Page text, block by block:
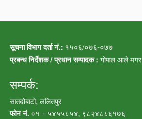
सूचना विभाग दर्ता नं.: १५०६/०७६-०७७
प्रबन्ध निर्देशक / प्रधान सम्पादक :गोपाल आले मगर
सम्पर्क:
सातदोबाटो, ललितपुर
फोन नं. ०१ – ५४५५८५४, ९८२४८८६१७६